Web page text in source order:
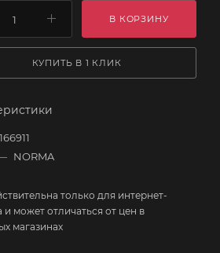
В КОРЗИНУ
КУПИТЬ В 1 КЛИК
166911
NORMA
только для интернет-
и может отличаться от цен в
магазинах